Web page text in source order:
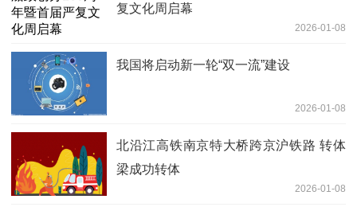
复文化周启幕
2026-01-08
我国将启动新一轮“双一流”建设
2026-01-08
北沿江高铁南京特大桥跨京沪铁路 转体
梁成功转体
2026-01-08